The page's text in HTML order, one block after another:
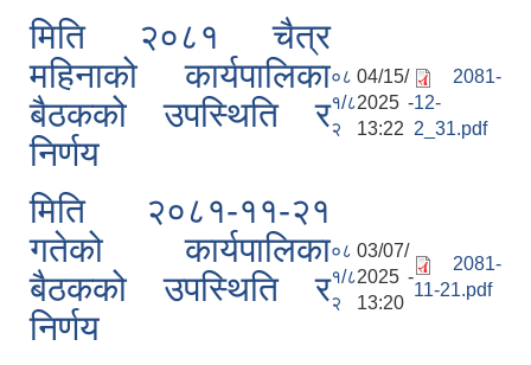
मिति २०८१ चैत्र
महिनाको कार्यपालिका
बैठकको उपस्थिति र
निर्णय
०८
१/८
२
04/15/
2025 -
13:22
2081-
12-
2_31.pdf
मिति २०८१-११-२१
गतेको कार्यपालिका
बैठकको उपस्थिति र
निर्णय
०८
१/८
२
03/07/
2025 -
13:20
2081-
11-21.pdf